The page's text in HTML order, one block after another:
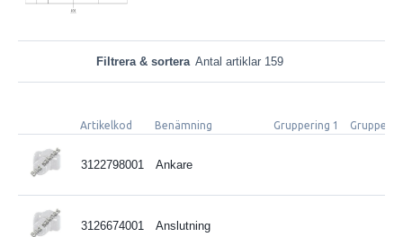
Filtrera & sortera Antal artiklar 159
Artikelkod Benämning Gruppering 1
3122798001 Ankare
3126674001 Anslutning